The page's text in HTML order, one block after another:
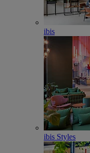
ibis
ibis Styles